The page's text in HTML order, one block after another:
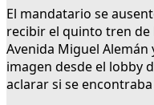
El mandatario se
recibir el quinto tren de
Avenida Miguel
imagen desde el lobby
aclarar si se encontraba